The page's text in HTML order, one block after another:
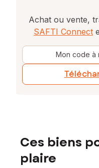
Achat ou vente,
SAFTI Connect
Mon code à
Ces biens
plaire